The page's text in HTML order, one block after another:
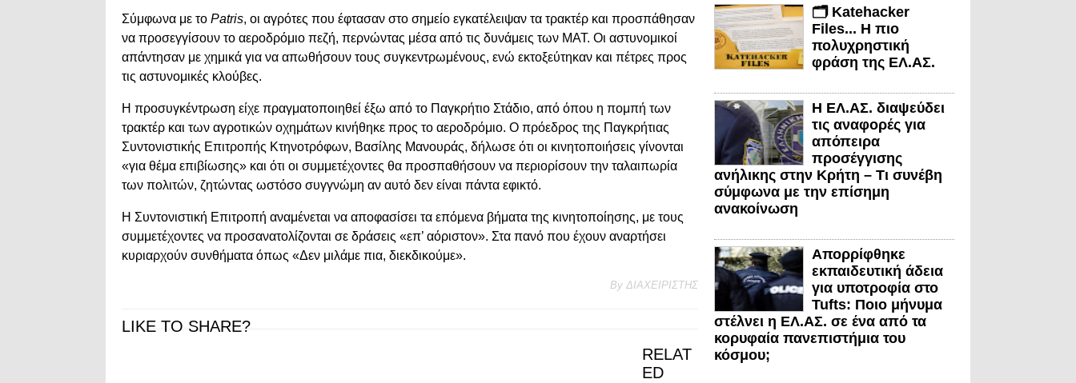
Σύμφωνα με το Patris, οι αγρότες που έφτασαν στο σημείο εγκατέλειψαν τα τρακτέρ και προσπάθησαν
να προσεγγίσουν το αεροδρόμιο πεζή, περνώντας μέσα από τις δυνάμεις των ΜΑΤ. Οι αστυνομικοί
απάντησαν με χημικά για να απωθήσουν τους συγκεντρωμένους, ενώ εκτοξεύτηκαν και πέτρες προς
τις αστυνομικές κλούβες.
Η προσυγκέντρωση είχε πραγματοποιηθεί έξω από το Παγκρήτιο Στάδιο, από όπου η πομπή των
τρακτέρ και των αγροτικών οχημάτων κινήθηκε προς το αεροδρόμιο. Ο πρόεδρος της Παγκρήτιας
Συντονιστικής Επιτροπής Κτηνοτρόφων, Βασίλης Μανουράς, δήλωσε ότι οι κινητοποιήσεις γίνονται
«για θέμα επιβίωσης» και ότι οι συμμετέχοντες θα προσπαθήσουν να περιορίσουν την ταλαιπωρία
των πολιτών, ζητώντας ωστόσο συγγνώμη αν αυτό δεν είναι πάντα εφικτό.
Η Συντονιστική Επιτροπή αναμένεται να αποφασίσει τα επόμενα βήματα της κινητοποίησης, με τους
συμμετέχοντες να προσανατολίζονται σε δράσεις «επ’ αόριστον». Στα πανό που έχουν αναρτήσει
κυριαρχούν συνθήματα όπως «Δεν μιλάμε πια, διεκδικούμε».
By ΔΙΑΧΕΙΡΙΣΤΗΣ
LIKE TO SHARE?
RELAT
ED
🗂️ Katehacker
Files... Η πιο
πολυχρηστική
φράση της ΕΛ.ΑΣ.
Η ΕΛ.ΑΣ. διαψεύδει
τις αναφορές για
απόπειρα
προσέγγισης
ανήλικης στην Κρήτη – Τι συνέβη
σύμφωνα με την επίσημη
ανακοίνωση
Απορρίφθηκε
εκπαιδευτική άδεια
για υποτροφία στο
Tufts: Ποιο μήνυμα
στέλνει η ΕΛ.ΑΣ. σε ένα από τα
κορυφαία πανεπιστήμια του
κόσμου;